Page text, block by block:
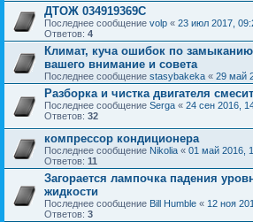
ДТОЖ 034919369C
Последнее сообщение volp « 23 июл 2017,
Ответов: 4
Климат, куча ошибок по
вашего внимание и совета
Последнее сообщение stasybakeka « 29 май
Разборка и чистка двигателя
Последнее сообщение Serga « 24 сен 2016,
Ответов: 32
компрессор кондиционера
Последнее сообщение Nikolia « 01 май 2016,
Ответов: 11
Загорается лампочка падения
жидкости
Последнее сообщение Bill Humble « 12 ноя
Ответов: 3